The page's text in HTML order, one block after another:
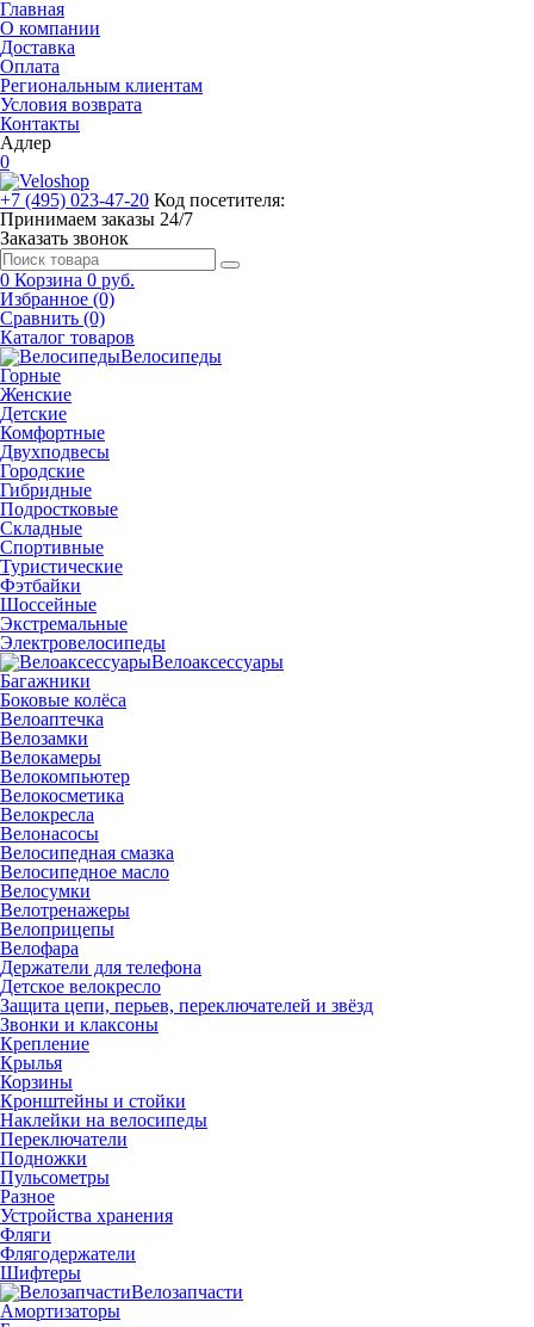
Главная
О компании
Доставка
Оплата
Региональным клиентам
Условия возврата
Контакты
Адлер
0
+7 (495) 023-47-20 Код посетителя:
Принимаем заказы 24/7
Заказать звонок
0 Корзина 0 руб.
Избранное (0)
Сравнить (0)
Каталог товаров
Велосипеды
Горные
Женские
Детские
Комфортные
Двухподвесы
Городские
Гибридные
Подростковые
Складные
Спортивные
Туристические
Фэтбайки
Шоссейные
Экстремальные
Электровелосипеды
Велоаксессуары
Багажники
Боковые колёса
Велоаптечка
Велозамки
Велокамеры
Велокомпьютер
Велокосметика
Велокресла
Велонасосы
Велосипедная смазка
Велосипедное масло
Велосумки
Велотренажеры
Велоприцепы
Велофара
Держатели для телефона
Детское велокресло
Защита цепи, перьев, переключателей и звёзд
Звонки и клаксоны
Крепление
Крылья
Корзины
Кронштейны и стойки
Наклейки на велосипеды
Переключатели
Подножки
Пульсометры
Разное
Устройства хранения
Фляги
Флягодержатели
Шифтеры
Велозапчасти
Амортизаторы